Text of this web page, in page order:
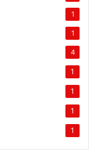
1
1
4
1
1
1
1